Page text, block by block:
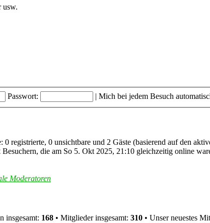
usw.
Passwort: | Mich bei jedem Besuch
0 registrierte, 0 unsichtbare und 2 Gäste (basierend auf den
Besuchern, die am So 5. Okt 2025, 21:10 gleichzeitig online
Moderatoren
insgesamt: 168 • Mitglieder insgesamt: 310 • Unser neuestes